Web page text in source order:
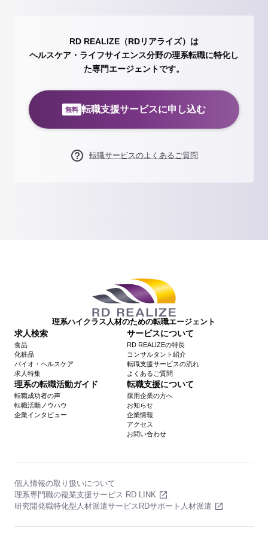
RD REALIZE（RDリアライズ）は
ヘルスケア・ライフサイエンス分野の理系転職に特化し
た専門エージェントです。
無料 転職支援サービスに申し込む
転職サービスのよくあるご質問
理系ハイクラス人材のための転職エージェント
求人検索
食品
化粧品
バイオ・ヘルスケア
求人特集
サービスについて
RD REALIZEの特長
コンサルタント紹介
転職支援サービスの流れ
よくあるご質問
理系の転職活動ガイド
転職成功者の声
転職活動ノウハウ
企業インタビュー
転職支援について
採用企業の方へ
お知らせ
企業情報
アクセス
お問い合わせ
個人情報の取り扱いについて
理系専門職の複業支援サービス RD LINK
研究開発職特化型人材派遣サービスRDサポート人材派遣